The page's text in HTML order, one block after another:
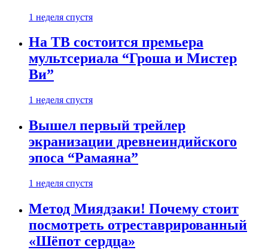
1 неделя спустя
На ТВ состоится премьера
мультсериала “Гроша и Мистер
Ви”
1 неделя спустя
Вышел первый трейлер
экранизации древнеиндийского
эпоса “Рамаяна”
1 неделя спустя
Метод Миядзаки! Почему стоит
посмотреть отреставрированный
«Шёпот сердца»